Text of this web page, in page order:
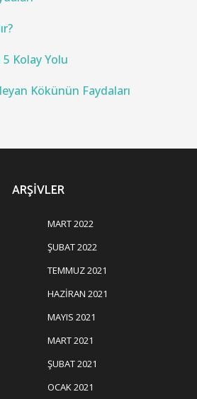
5 Kolay Yolu
Kökünün Faydaları
ARŞIVLER
MART 2022
ŞUBAT 2022
TEMMUZ 2021
HAZIRAN 2021
MAYIS 2021
MART 2021
ŞUBAT 2021
OCAK 2021